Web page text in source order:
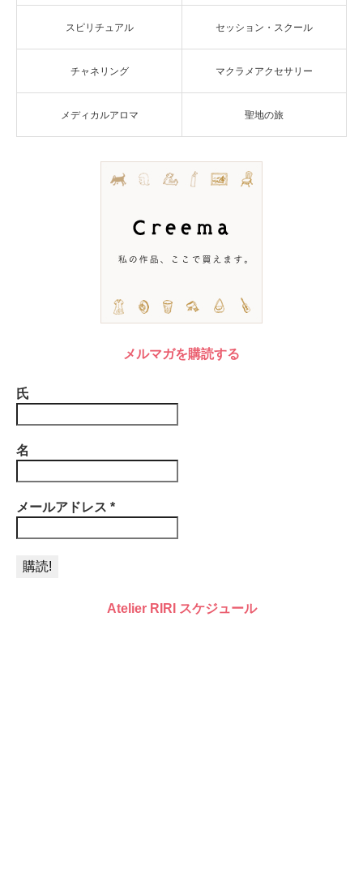
スピリチュアル セッション・スクール
チャネリング マクラメアクセサリー
メディカルアロマ 聖地の旅
メルマガを購読する
氏
名
メールアドレス *
Atelier RIRI スケジュール